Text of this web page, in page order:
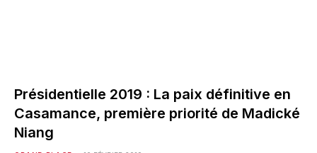
Présidentielle 2019 : La paix définitive en
Casamance, première priorité de Madické
Niang